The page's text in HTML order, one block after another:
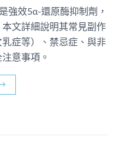
強效5α-還原酶抑制劑，
文詳細說明其常見副作
症等）、禁忌症、與非
意事項。